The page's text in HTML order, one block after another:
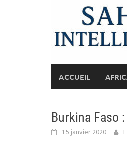
ACCUEIL
Burkina Faso
15 janvier 2020